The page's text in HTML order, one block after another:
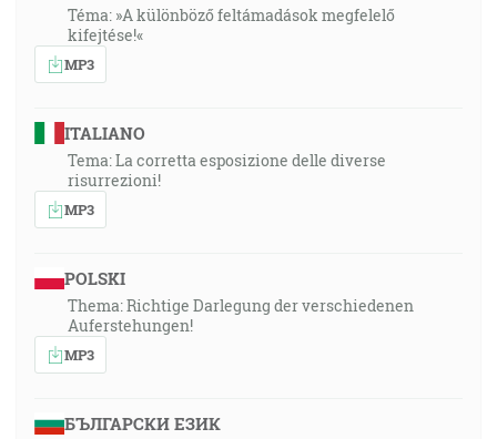
Téma: »A különböző feltámadások megfelelő
kifejtése!«
MP3
ITALIANO
Tema: La corretta esposizione delle diverse
risurrezioni!
MP3
POLSKI
Thema: Richtige Darlegung der verschiedenen
Auferstehungen!
MP3
БЪЛГАРСКИ ЕЗИК